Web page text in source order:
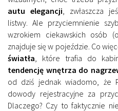
autu elegancji , zwłaszcza
listwy. Ale przyciemnienie
wzrokiem ciekawskich osób
znajduje się w pojeździe. Co
światła , które trafia do
tendencję wnętrza do
od dziś jednak wiadomo, że
dowody rejestracyjne za
Dlaczego? Czy to faktycznie